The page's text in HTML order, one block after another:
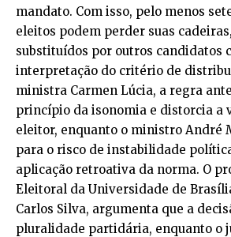
mandato. Com isso, pelo menos
eleitos podem perder suas
substituídos por outros candidatos
interpretação do critério de
ministra Carmen Lúcia, a regra
princípio da isonomia e distorcia a
eleitor, enquanto o ministro André
para o risco de instabilidade
aplicação retroativa da norma. O
Eleitoral da Universidade de
Carlos Silva, argumenta que a
pluralidade partidária, enquanto o